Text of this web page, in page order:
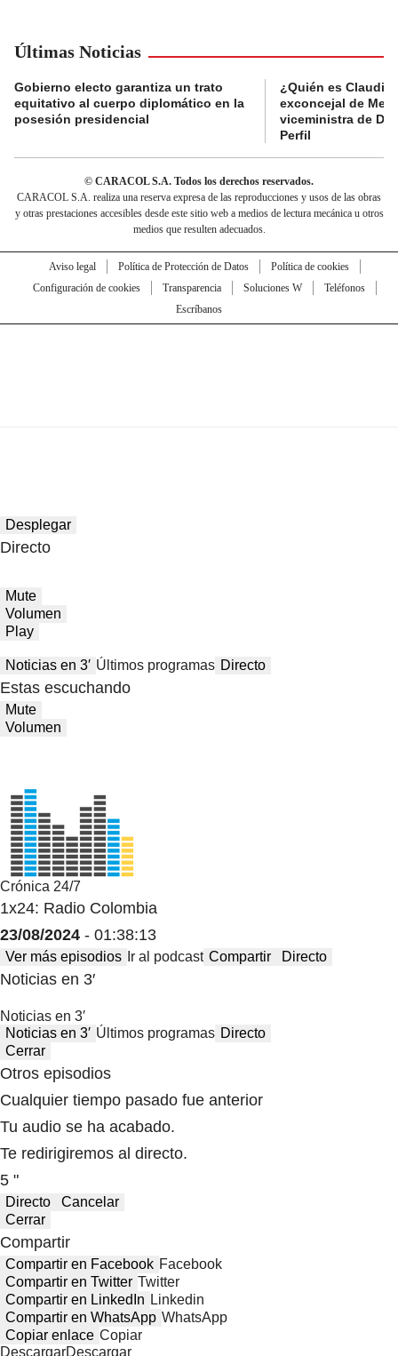
Últimas Noticias
Gobierno electo garantiza un trato
equitativo al cuerpo diplomático en la
posesión presidencial
¿Quién es Claudia
exconcejal de
viceministra de
Perfil
© CARACOL S.A. Todos los derechos reservados.
CARACOL S.A. realiza una reserva expresa de las reproducciones y usos de las obras
y otras prestaciones accesibles desde este sitio web a medios de lectura mecánica u otros
medios que resulten adecuados.
Aviso legal Política de Protección de Datos
Política de cookies
Configuración de cookies
Transparencia Soluciones W
Teléfonos
Escríbanos
Desplegar
Directo
Mute
Volumen
Play
Noticias en 3′ Últimos programas Directo
Estas escuchando
Mute
Volumen
Crónica 24/7
1x24: Radio Colombia
23/08/2024 - 01:38:13
Ver más episodios Ir al podcast Compartir Directo
Noticias en 3′
Noticias en 3′
Noticias en 3′ Últimos programas Directo
Cerrar
Otros episodios
Cualquier tiempo pasado fue anterior
Tu audio se ha acabado.
Te redirigiremos al directo.
5 "
Directo
Cancelar
Cerrar
Compartir
Compartir en Facebook Facebook
Compartir en Twitter Twitter
Compartir en LinkedIn Linkedin
Compartir en WhatsApp WhatsApp
Copiar enlace Copiar
DescargarDescargar